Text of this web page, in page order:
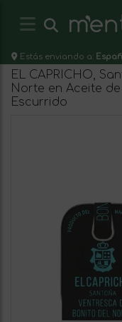
Estás enviando a:
EL CAPRICHO,
Norte en Aceite de
Escurrido